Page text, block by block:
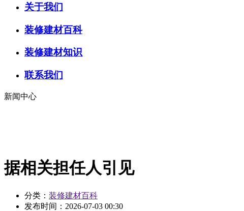
关于我们
装修建材百科
装修建材知识
联系我们
新闻中心
据相关担任人引见
分类： 装修建材百科
发布时间： 2026-07-03 00:30